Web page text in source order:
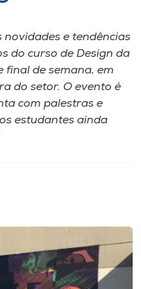
novidades e tendências
do curso de Design da
final de semana, em
do setor. O evento é
com palestras e
estudantes ainda